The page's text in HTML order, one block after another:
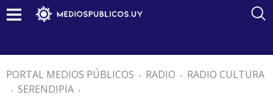
PORTAL MEDIOS PÚBLICOS . RADIO . RADIO CULTURA
. SERENDIPIA .